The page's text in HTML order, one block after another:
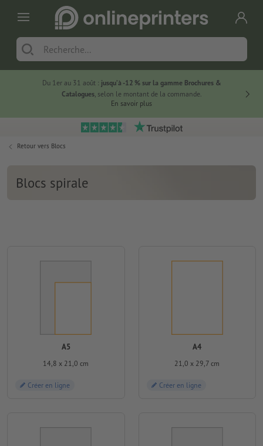
Du 1er au 31 août : jusqu’à -12 % sur la gamme Brochures &
Catalogues, selon le montant de la commande.
En savoir plus
Retour vers Blocs
Blocs spirale
A5
14,8 x 21,0 cm
Créer en ligne
A4
21,0 x 29,7 cm
Créer en ligne